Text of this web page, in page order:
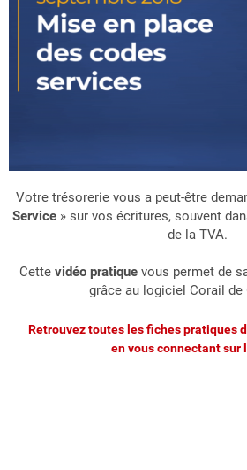
Votre trésorerie vous a peut-être
Service » sur vos écritures, souvent
de la TVA.
Cette vidéo pratique vous permet de
grâce au logiciel Corail de
Retrouvez toutes les fiches pratiques
en vous connectant sur